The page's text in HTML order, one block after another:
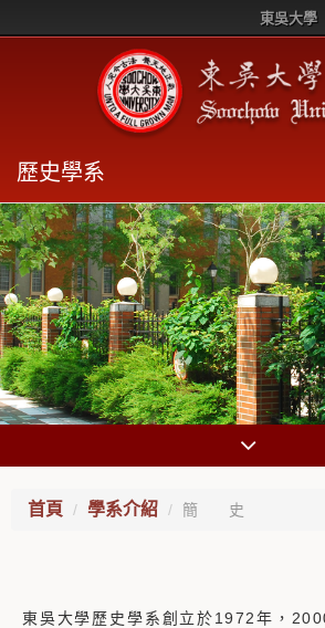
東吳大學
歷史學系
首頁 學系介紹 簡 史
東吳大學歷史學系創立於1972年，